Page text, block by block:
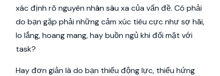
xác định rõ nguyên nhân sâu xa của vấn đề. Có phải
do bạn gặp phải những cảm xúc tiêu cực như sợ hãi,
lo lắng, hoang mang, hay buồn ngủ khi đối mặt với
task?
Hay đơn giản là do bạn thiếu động lực, thiếu hứng